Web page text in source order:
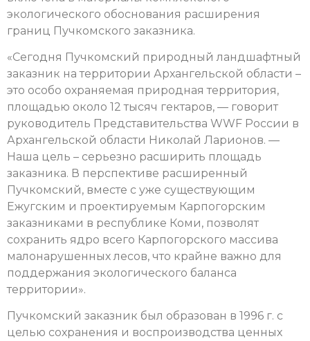
экологического обоснования расширения
границ Пучкомского заказника.
«Сегодня Пучкомский природный ландшафтный
заказник на территории Архангельской области –
это особо охраняемая природная территория,
площадью около 12 тысяч гектаров, — говорит
руководитель Представительства WWF России в
Архангельской области Николай Ларионов. —
Наша цель – серьезно расширить площадь
заказника. В перспективе расширенный
Пучкомский, вместе с уже существующим
Ежугским и проектируемым Карпогорским
заказниками в республике Коми, позволят
сохранить ядро всего Карпогорского массива
малонарушенных лесов, что крайне важно для
поддержания экологического баланса
территории».
Пучкомский заказник был образован в 1996 г. с
целью сохранения и воспроизводства ценных